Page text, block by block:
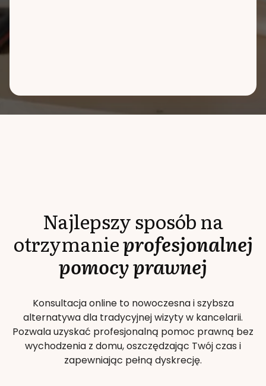
Najlepszy sposób na
otrzymanieprofesjonalnej
pomocy prawnej
Konsultacja online to nowoczesna i szybsza
alternatywa dla tradycyjnej wizyty w kancelarii.
Pozwala uzyskać profesjonalną pomoc prawną bez
wychodzenia z domu, oszczędzając Twój czas i
zapewniając pełną dyskrecję.